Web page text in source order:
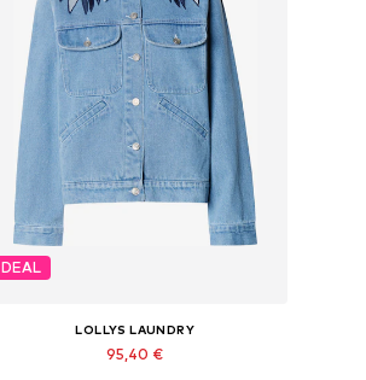
DEAL
LOLLYS LAUNDRY
95,40 €